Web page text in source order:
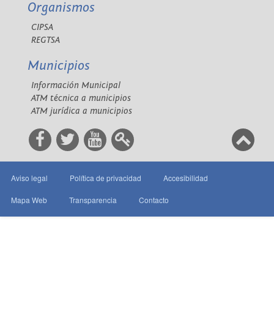
Organismos
CIPSA
REGTSA
Municipios
Información Municipal
ATM técnica a municipios
ATM jurídica a municipios
Aviso legal Política de privacidad Accesibilidad
Mapa Web Transparencia Contacto